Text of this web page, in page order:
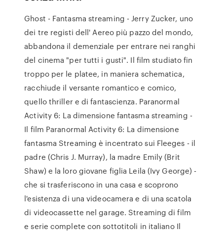
Ghost - Fantasma streaming - Jerry Zucker, uno
dei tre registi dell' Aereo più pazzo del mondo,
abbandona il demenziale per entrare nei ranghi
del cinema "per tutti i gusti". Il film studiato fin
troppo per le platee, in maniera schematica,
racchiude il versante romantico e comico,
quello thriller e di fantascienza. Paranormal
Activity 6: La dimensione fantasma streaming -
Il film Paranormal Activity 6: La dimensione
fantasma Streaming è incentrato sui Fleeges - il
padre (Chris J. Murray), la madre Emily (Brit
Shaw) e la loro giovane figlia Leila (Ivy George) -
che si trasferiscono in una casa e scoprono
l'esistenza di una videocamera e di una scatola
di videocassette nel garage. Streaming di film
e serie complete con sottotitoli in italiano Il